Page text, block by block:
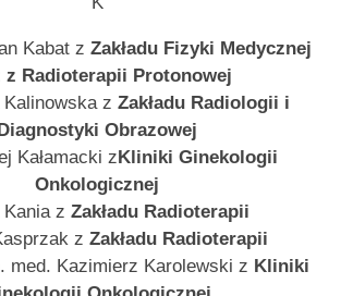
Kabat z Zakładu Fizyki Medycznej
z Radioterapii Protonowej
Kalinowska z Zakładu Radiologii i
Diagnostyki Obrazowej
Kałamacki z Kliniki Ginekologii
Onkologicznej
Kania z Zakładu Radioterapii
z Zakładu Radioterapii
med. Kazimierz Karolewski z Kliniki